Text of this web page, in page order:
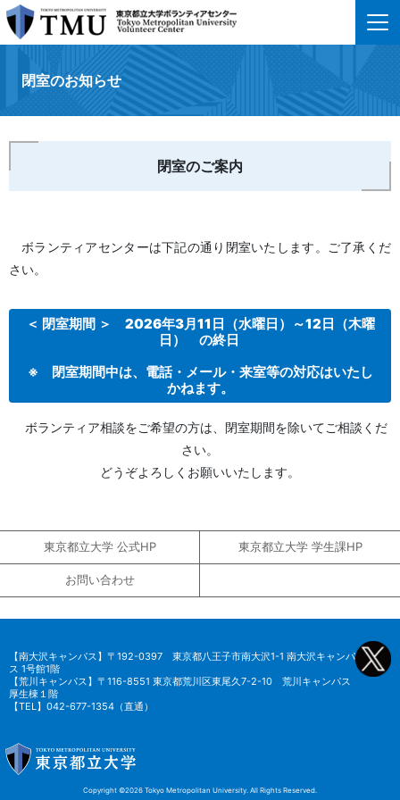
閉室のお知らせ
閉室のご案内
ボランティアセンターは下記の通り閉室いたします。ご了承くだ
さい。
＜ 閉室期間 ＞ 2026年3月11日（水曜日）～12日（木曜
日） の終日
※ 閉室期間中は、電話・メール・来室等の対応はいたし
かねます。
ボランティア相談をご希望の方は、閉室期間を除いてご相談くだ
さい。
どうぞよろしくお願いいたします。
東京都立大学 公式HP 東京都立大学 学生課HP
お問い合わせ
【南大沢キャンパス】〒192-0397 東京都八王子市南大沢1-1 南大沢キャンパ
ス 1号館1階
【荒川キャンパス】〒116-8551 東京都荒川区東尾久7-2-10 荒川キャンパス
厚生棟１階
【TEL】042-677-1354（直通）
Copyright ©2026 Tokyo Metropolitan University. All Rights Reserved.